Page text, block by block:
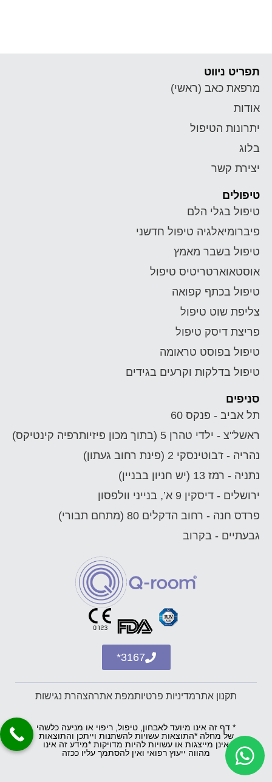
תפריט ניווט
מרפאת כאב (ראשי)
אודות
יתרונות הטיפול
בלוג
יצירת קשר
טיפולים
טיפול בגלי הלם
פיברומיאלגיה טיפול חדשני
טיפול בשבר מאמץ
אוסטאוארטריטיס טיפול
טיפול בכתף קפואה
צליפת שוט טיפול
פריצת דיסק טיפול
טיפול בפוסט טראומה
טיפול בדלקות וקרעים בגידים
סניפים
תל אביב - פנקס 60
ראשל"צ - ילדי טהרן 5 (בתוך מכון פיזיותרפיה קינטיקס)
נהריה - ז'בוטינסקי 2 (פינת רחוב געתון)
נתניה - רמז 13 (יש חניון בבניין)
ירושלים - דיסקין 9 א’, בנייני וולפסון
פרדס חנה - רחוב הדקלים 80 (מתחם תבורי)
גבעתיים - בקרוב
3167*
* דף זה אינו מיועד לאבחון, טיפול, ריפוי או מניעה כלשהי
של מחלה *התוצאות עשויות להשתנות וייתכן והתוצאות
אינן מייצגות או עשויות להיות מדויקות *מידע זה אינו
מהווה ייעוץ רפואי ואין להסתמך עליו ככזה
תקנון אתרמדיניות פרטיותמפת אתרהצהרת נגישות